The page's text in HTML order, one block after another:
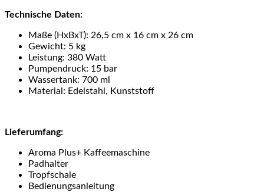
Technische Daten:
Maße (HxBxT): 26,5 cm x 16 cm x 26 cm
Gewicht: 5 kg
Leistung: 380 Watt
Pumpendruck: 15 bar
Wassertank: 700 ml
Material: Edelstahl, Kunststoff
Lieferumfang:
Aroma Plus+ Kaffeemaschine
Padhalter
Tropfschale
Bedienungsanleitung